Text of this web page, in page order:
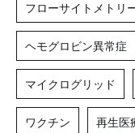
フローサイトメトリ
ヘモグロビン異常症
マイクログリッド
ワクチン 再生医